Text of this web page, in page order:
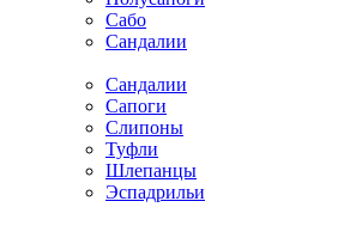
Сабо
Сандалии
Сандалии
Сапоги
Слипоны
Туфли
Шлепанцы
Эспадрильи